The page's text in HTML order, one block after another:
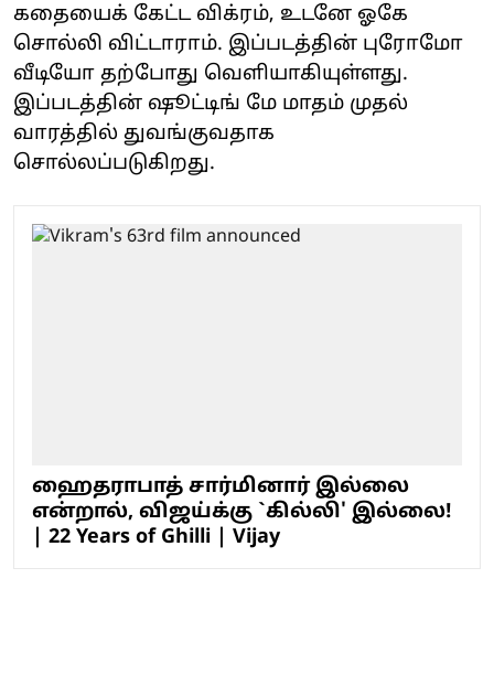
கதையைக் கேட்ட விக்ரம், உடனே ஓகே
சொல்லி விட்டாராம். இப்படத்தின் புரோமோ
வீடியோ தற்போது வெளியாகியுள்ளது.
இப்படத்தின் ஷூட்டிங் மே மாதம் முதல்
வாரத்தில் துவங்குவதாக
சொல்லப்படுகிறது.
ஹைதராபாத் சார்மினார் இல்லை
என்றால், விஜய்க்கு `கில்லி' இல்லை!
| 22 Years of Ghilli | Vijay